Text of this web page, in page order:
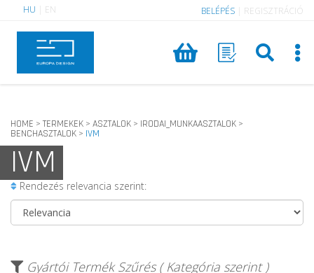
HU EN BELÉPÉS REGISZTRÁCIÓ
HOME > TERMEKEK > ASZTALOK > IRODAI_MUNKAASZTALOK >
BENCHASZTALOK > IVM
IVM
Rendezés relevancia szerint:
Gyártói Termék Szűrés ( Kategória szerint )